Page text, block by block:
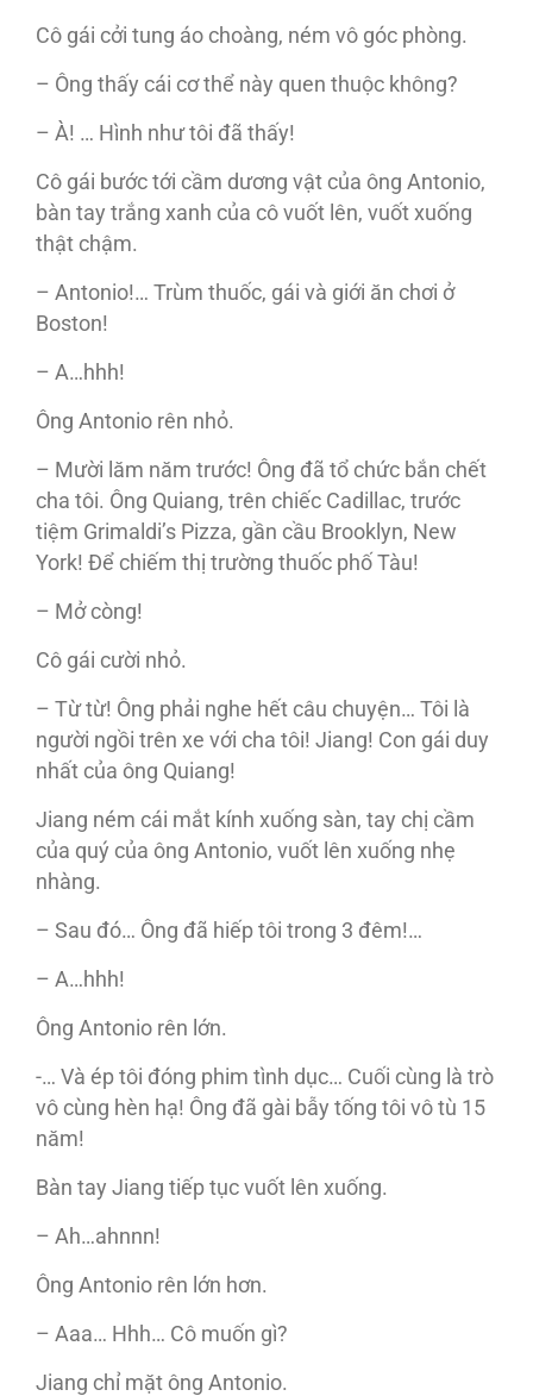
Cô gái cởi tung áo choàng, ném vô góc phòng.
– Ông thấy cái cơ thể này quen thuộc không?
– À! … Hình như tôi đã thấy!
Cô gái bước tới cầm dương vật của ông Antonio,
bàn tay trắng xanh của cô vuốt lên, vuốt xuống
thật chậm.
– Antonio!… Trùm thuốc, gái và giới ăn chơi ở
Boston!
– A…hhh!
Ông Antonio rên nhỏ.
– Mười lăm năm trước! Ông đã tổ chức bắn chết
cha tôi. Ông Quiang, trên chiếc Cadillac, trước
tiệm Grimaldi’s Pizza, gần cầu Brooklyn, New
York! Để chiếm thị trường thuốc phố Tàu!
– Mở còng!
Cô gái cười nhỏ.
– Từ từ! Ông phải nghe hết câu chuyện… Tôi là
người ngồi trên xe với cha tôi! Jiang! Con gái duy
nhất của ông Quiang!
Jiang ném cái mắt kính xuống sàn, tay chị cầm
của quý của ông Antonio, vuốt lên xuống nhẹ
nhàng.
– Sau đó… Ông đã hiếp tôi trong 3 đêm!…
– A…hhh!
Ông Antonio rên lớn.
-… Và ép tôi đóng phim tình dục… Cuối cùng là trò
vô cùng hèn hạ! Ông đã gài bẫy tống tôi vô tù 15
năm!
Bàn tay Jiang tiếp tục vuốt lên xuống.
– Ah…ahnnn!
Ông Antonio rên lớn hơn.
– Aaa… Hhh… Cô muốn gì?
Jiang chỉ mặt ông Antonio.